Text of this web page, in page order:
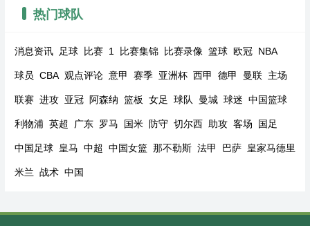
热门球队
消息资讯 足球 比赛 1 比赛集锦 比赛录像 篮球 欧冠 NBA
球员 CBA 观点评论 意甲 赛季 亚洲杯 西甲 德甲 曼联 主场
联赛 进攻 亚冠 阿森纳 篮板 女足 球队 曼城 球迷 中国篮球
利物浦 英超 广东 罗马 国米 防守 切尔西 助攻 客场 国足
中国足球 皇马 中超 中国女篮 那不勒斯 法甲 巴萨 皇家马德里
米兰 战术 中国